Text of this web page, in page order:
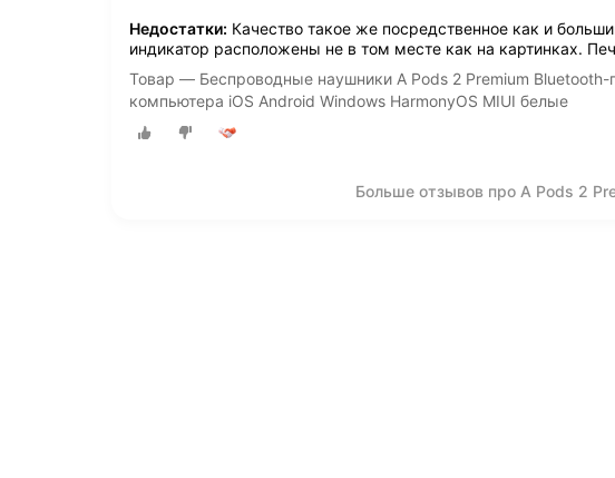
Недостатки: Качество такое же посредственное как и
индикатор расположены не в том месте как на картинках.
Товар — Беспроводные наушники A Pods 2 Premium Bluetooth-
компьютера iOS Android Windows HarmonyOS MIUI белые
Больше отзывов про A Pods 2